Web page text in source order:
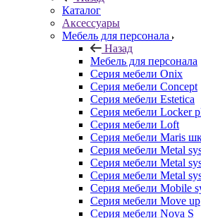
Каталог
Аксессуары
Мебель для персонала
Назад
Мебель для персонала
Серия мебели Onix
Серия мебели Concept
Серия мебели Estetica
Серия мебели Locker
Серия мебели Loft
Серия мебели Maris
Серия мебели Metal
Серия мебели Metal
Серия мебели Metal
Серия мебели Mobile
Серия мебели Move up
Серия мебели Nova S